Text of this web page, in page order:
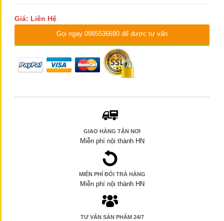
Giá: Liên Hệ
Gọi ngay 0985536690 để được tư vấn
GIAO HÀNG TẬN NƠI
Miễn phí nội thành HN
MIẾN PHÍ ĐỔI TRẢ HÀNG
Miễn phí nội thành HN
TƯ VẤN SẢN PHẨM 24/7